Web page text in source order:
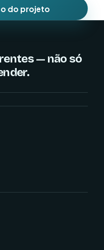
do projeto
— não só